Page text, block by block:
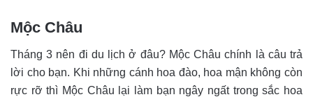
Mộc Châu
Tháng 3 nên đi du lịch ở đâu? Mộc Châu chính là câu trả
lời cho bạn. Khi những cánh hoa đào, hoa mận không còn
rực rỡ thì Mộc Châu lại làm bạn ngây ngất trong sắc hoa